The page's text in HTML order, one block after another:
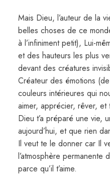
Mais Dieu, l’auteur de la
belles choses de ce
à l’infiniment petit), Lui-
et des hauteurs les plus
devant des créatures
Créateur des émotions
couleurs intérieures qui
aimer, apprécier, rêver, et
Dieu t’a préparé une vie,
aujourd’hui, et que rien
Il veut te le donner car Il
l’atmosphère permanente
parce qu’il t’aime.